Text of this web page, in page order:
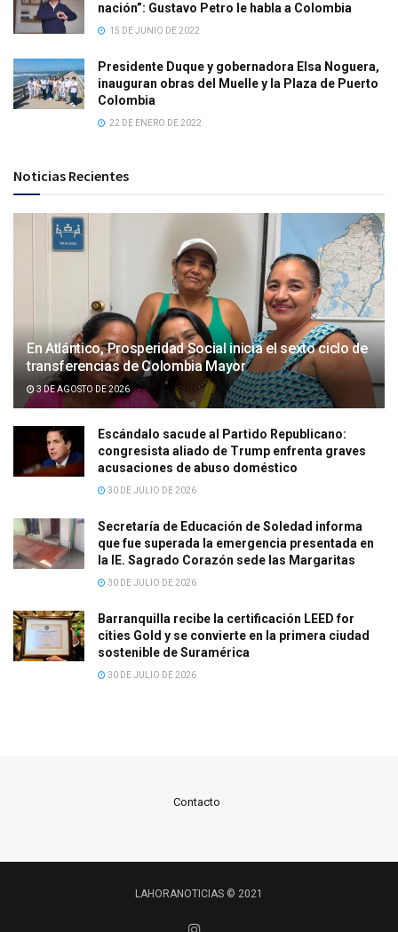
nación”: Gustavo Petro le habla a Colombia
15 DE JUNIO DE 2022
Presidente Duque y gobernadora Elsa Noguera,
inauguran obras del Muelle y la Plaza de Puerto
Colombia
22 DE ENERO DE 2022
Noticias Recientes
En Atlántico, Prosperidad Social inicia el sexto ciclo de
transferencias de Colombia Mayor
3 DE AGOSTO DE 2026
Escándalo sacude al Partido Republicano:
congresista aliado de Trump enfrenta graves
acusaciones de abuso doméstico
30 DE JULIO DE 2026
Secretaría de Educación de Soledad informa
que fue superada la emergencia presentada en
la IE. Sagrado Corazón sede las Margaritas
30 DE JULIO DE 2026
Barranquilla recibe la certificación LEED for
cities Gold y se convierte en la primera ciudad
sostenible de Suramérica
30 DE JULIO DE 2026
Contacto
LAHORANOTICIAS © 2021